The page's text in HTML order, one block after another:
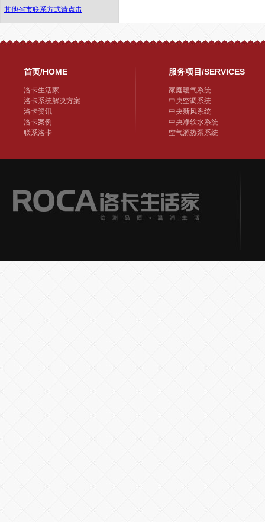
其他省市联系方式请点击
首页/HOME
洛卡生活家
洛卡系统解决方案
洛卡资讯
洛卡案例
联系洛卡
服务项目/SERVICES
家庭暖气系统
中央空调系统
中央新风系统
中央净软水系统
空气源热泵系统